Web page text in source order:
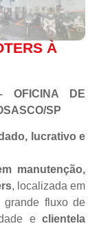
À
OFICINA DE
SP
lucrativo e
manutenção,
, localizada em
grande fluxo de
e clientela